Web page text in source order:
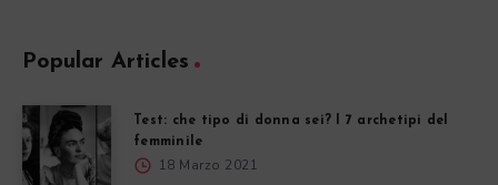
Popular Articles
Test: che tipo di donna sei? I 7 archetipi del
femminile
18 Marzo 2021